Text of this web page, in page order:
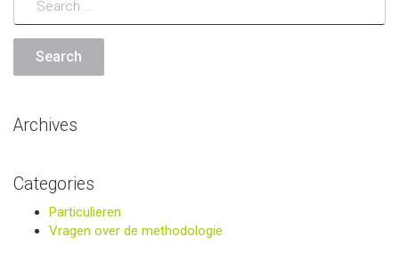
Archives
Categories
Particulieren
Vragen over de methodologie